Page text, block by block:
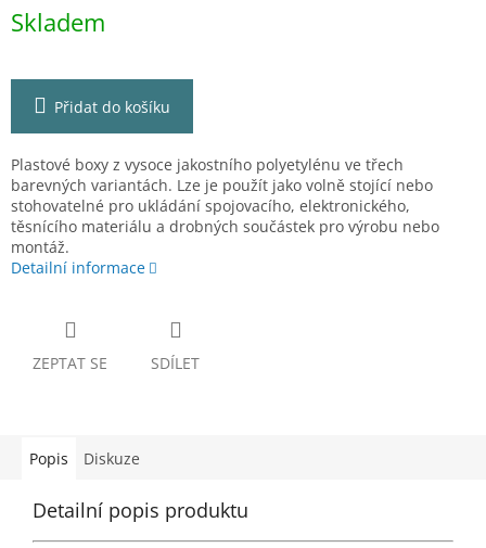
cena:
Skladem
Přidat do košíku
Plastové boxy z vysoce jakostního polyetylénu ve třech
barevných variantách. Lze je použít jako volně stojící nebo
stohovatelné pro ukládání spojovacího, elektronického,
těsnícího materiálu a drobných součástek pro výrobu nebo
montáž.
Detailní informace
ZEPTAT SE SDÍLET
Popis Diskuze
Detailní popis produktu